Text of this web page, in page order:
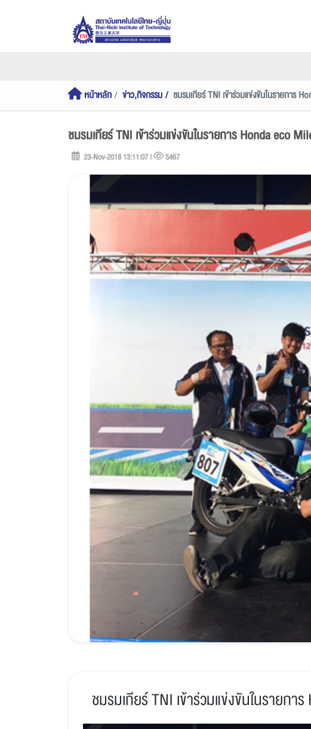
หน้าหลัก ข่าว,กิจกรรม ชมรมเกียร์ TNI เข้าร่วมแข่งขันในรายการ
ชมรมเกียร์ TNI เข้าร่วมแข่งขันในรายการ Honda eco
23-Nov-2018 13:11:07 | 5467
ชมรมเกียร์ TNI เข้าร่วมแข่งขันในรายก